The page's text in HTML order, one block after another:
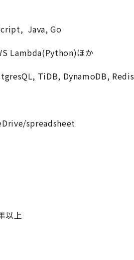
Java, Go
Lambda(Python)ほか
TiDB, DynamoDB, Redis
spreadsheet
以上